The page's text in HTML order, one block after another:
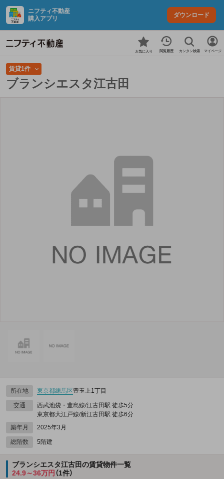
ニフティ不動産
購入アプリ
ダウンロード
お気に入り 閲覧履歴 カンタン検索 マイページ
賃貸1件
ブランシエスタ江古田
所在地 東京都練馬区豊玉上1丁目
交通
西武池袋・豊島線/江古田駅 徒歩5分
東京都大江戸線/新江古田駅 徒歩6分
築年月
2025年3月
総階数 5階建
ブランシエスタ江古田の賃貸物件一覧
24.9～36万円 （1件）